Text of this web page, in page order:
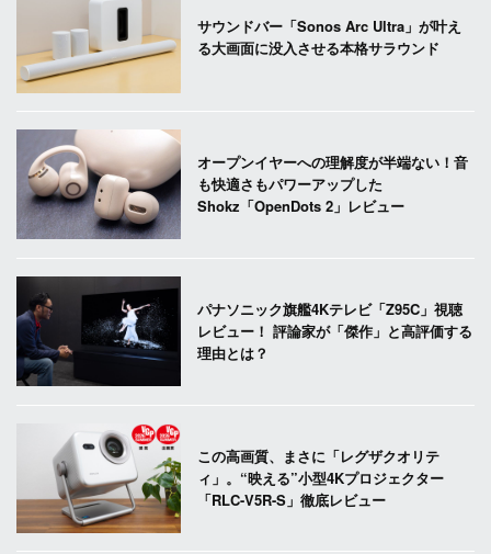
サウンドバー「Sonos Arc Ultra」が叶え
る大画面に没入させる本格サラウンド
オープンイヤーへの理解度が半端ない！音
も快適さもパワーアップした
Shokz「OpenDots 2」レビュー
パナソニック旗艦4Kテレビ「Z95C」視聴
レビュー！ 評論家が「傑作」と高評価する
理由とは？
この高画質、まさに「レグザクオリテ
ィ」。“映える”小型4Kプロジェクター
「RLC-V5R-S」徹底レビュー